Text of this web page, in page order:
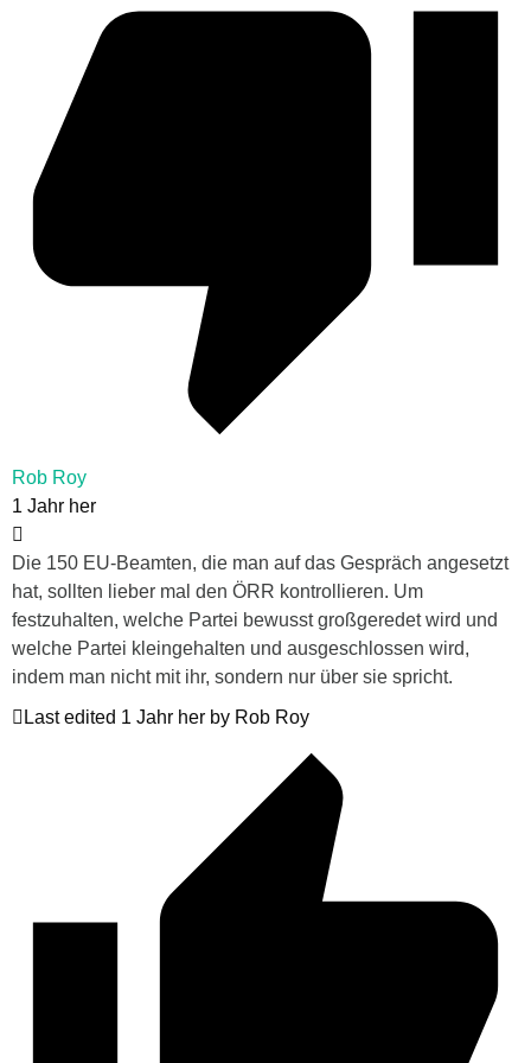
Rob Roy
1 Jahr her
Die 150 EU-Beamten, die man auf das Gespräch angesetzt
hat, sollten lieber mal den ÖRR kontrollieren. Um
festzuhalten, welche Partei bewusst großgeredet wird und
welche Partei kleingehalten und ausgeschlossen wird,
indem man nicht mit ihr, sondern nur über sie spricht.
Last edited 1 Jahr her by Rob Roy